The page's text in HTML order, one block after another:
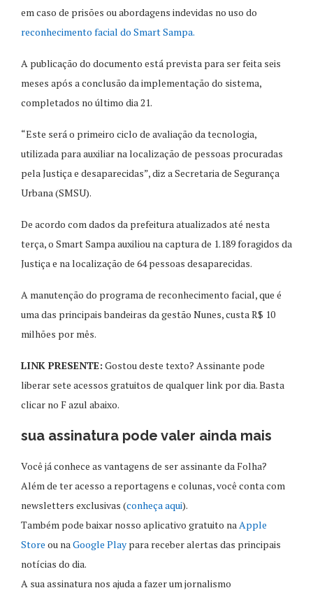
em caso de prisões ou abordagens indevidas no uso do
reconhecimento facial do Smart Sampa.
A publicação do documento está prevista para ser feita seis
meses após a conclusão da implementação do sistema,
completados no último dia 21.
“Este será o primeiro ciclo de avaliação da tecnologia,
utilizada para auxiliar na localização de pessoas procuradas
pela Justiça e desaparecidas”, diz a Secretaria de Segurança
Urbana (SMSU).
De acordo com dados da prefeitura atualizados até nesta
terça, o Smart Sampa auxiliou na captura de 1.189 foragidos da
Justiça e na localização de 64 pessoas desaparecidas.
A manutenção do programa de reconhecimento facial, que é
uma das principais bandeiras da gestão Nunes, custa R$ 10
milhões por mês.
LINK PRESENTE: Gostou deste texto? Assinante pode
liberar sete acessos gratuitos de qualquer link por dia. Basta
clicar no F azul abaixo.
sua assinatura pode valer ainda mais
Você já conhece as vantagens de ser assinante da Folha?
Além de ter acesso a reportagens e colunas, você conta com
newsletters exclusivas (conheça aqui).
Também pode baixar nosso aplicativo gratuito na Apple
Store ou na Google Play para receber alertas das principais
notícias do dia.
A sua assinatura nos ajuda a fazer um jornalismo